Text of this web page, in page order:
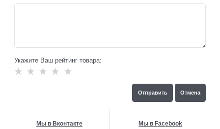
Укажите Ваш рейтинг товара:
Мы в Вконтакте Мы в Facebook